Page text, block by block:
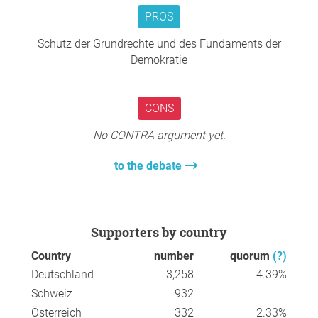
Justus Frantz
Egon Krenz
Roger Köppel
Markus Kompa
Prof. Dr. Gabriele Krone-Schmalz
PROS
Schutz der Grundrechte und des Fundaments der
Demokratie
CONS
No CONTRA argument yet.
to the debate
Supporters by country
Country number quorum (?)
Deutschland
3,258
4.39%
Schweiz
932
Österreich
332
2.33%